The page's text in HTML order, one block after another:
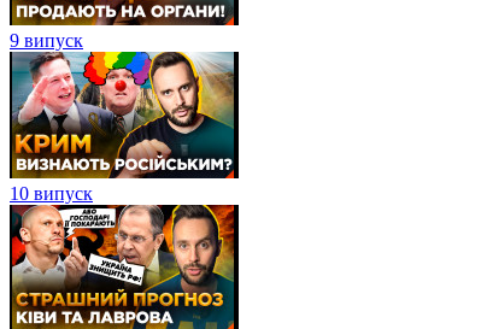
9 випуск
10 випуск